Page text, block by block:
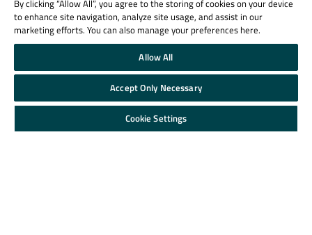
Qt Forum
Legal Notice
By clicking “Allow All”, you agree to the storing of cookies on your device
to enhance site navigation, analyze site usage, and assist in our
marketing efforts. You can also manage your preferences here.
Allow All
Accept Only Necessary
Cookie Settings